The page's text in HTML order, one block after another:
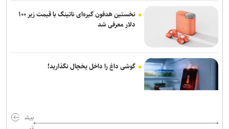
نخستین هدفون گیره‌ای ناتینگ با قیمت زیر ۱۰۰
دلار معرفی شد
گوشی داغ را داخل یخچال نگذارید!
بیش